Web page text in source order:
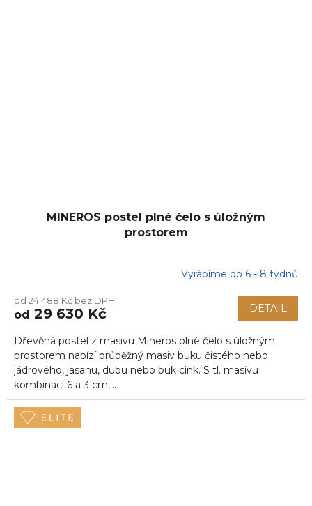
MINEROS postel plné čelo s úložným
prostorem
Vyrábíme do 6 - 8 týdnů
od 24 488 Kč bez DPH
od 29 630 Kč DETAIL
Dřevěná postel z masivu Mineros plné čelo s úložným
prostorem nabízí průběžný masiv buku čistého nebo
jádrového, jasanu, dubu nebo buk cink. S tl. masivu
kombinací 6 a 3 cm,...